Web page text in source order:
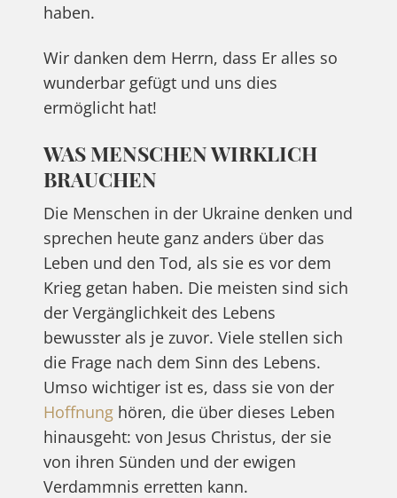
haben.
Wir danken dem Herrn, dass Er alles so
wunderbar gefügt und uns dies
ermöglicht hat!
WAS MENSCHEN WIRKLICH
BRAUCHEN
Die Menschen in der Ukraine denken und
sprechen heute ganz anders über das
Leben und den Tod, als sie es vor dem
Krieg getan haben. Die meisten sind sich
der Vergänglichkeit des Lebens
bewusster als je zuvor. Viele stellen sich
die Frage nach dem Sinn des Lebens.
Umso wichtiger ist es, dass sie von der
Hoffnunghören, die über dieses Leben
hinausgeht: von Jesus Christus, der sie
von ihren Sünden und der ewigen
Verdammnis erretten kann.